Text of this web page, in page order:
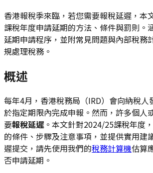
香港報稅季來臨，若您需要報稅延遲，本
課稅年度申請延期的方法、條件與罰則。
延期申請程序，並附常見問題與內部稅務
規處理稅務。
概述
每年4月，香港稅務局（IRD）會向納稅人
於指定期限內完成申報。然而，許多個人
要報稅延遲 。本文針對2024/25課稅年度
的條件、步驟及注意事項，並提供實用建
遲提交，請先使用我們的稅務計算機估算
否申請延期。